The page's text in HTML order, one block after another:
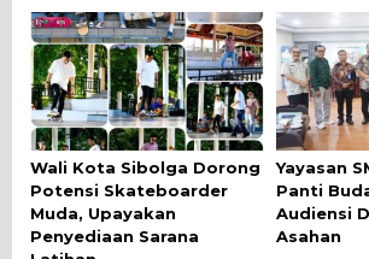
Wali Kota Sibolga Dorong
Potensi Skateboarder
Muda, Upayakan
Penyediaan Sarana
Yayasan
Panti
Audiensi
Asahan